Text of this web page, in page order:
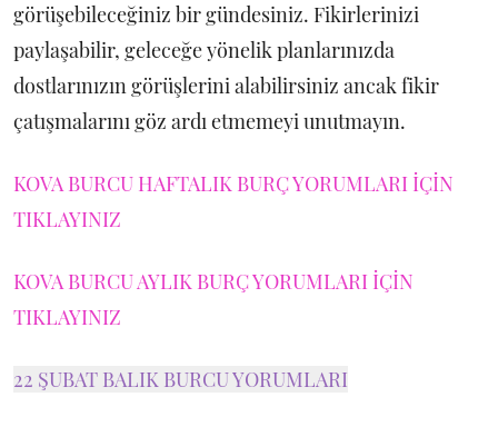
görüşebileceğiniz bir gündesiniz. Fikirlerinizi
paylaşabilir, geleceğe yönelik planlarınızda
dostlarınızın görüşlerini alabilirsiniz ancak fikir
çatışmalarını göz ardı etmemeyi unutmayın.
KOVA BURCU HAFTALIK BURÇ YORUMLARI İÇİN
TIKLAYINIZ
KOVA BURCU AYLIK BURÇ YORUMLARI İÇİN
TIKLAYINIZ
22 ŞUBAT BALIK BURCU YORUMLARI